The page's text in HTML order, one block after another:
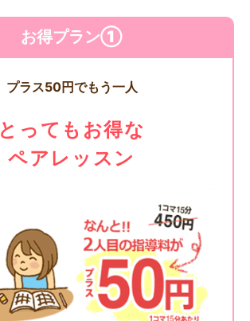
お得プラン①
プラス50円でもう一人
とってもお得な
ペアレッスン